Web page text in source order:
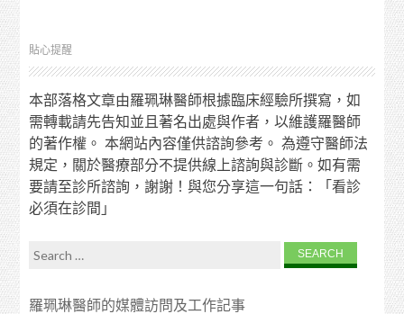
貼心提醒
本部落格文章由羅珮琳醫師根據臨床經驗所撰寫，如
需轉載請先告知並且著名出處與作者，以維護羅醫師
的著作權。 本網站內容僅供諮詢參考。 為遵守醫師法
規定，關於醫療部分不提供線上諮詢與診斷。如有需
要請至診所諮詢，謝謝！與您分享這一句話：「看診
必須在診間」
Search for:
羅珮琳醫師的媒體訪問及工作記事